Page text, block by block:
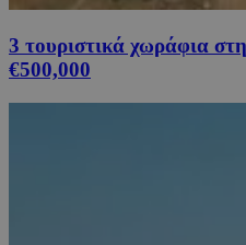
3 τουριστικά χωράφια
€500,000